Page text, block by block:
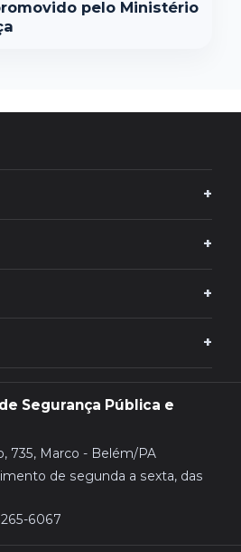
pelo Ministério
Segurança Pública e
735, Marco - Belém/PA
de segunda a sexta, das
6067